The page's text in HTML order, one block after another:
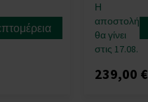
Η
αποστολή
θα γίνει
στις 17.08.
239,00 €